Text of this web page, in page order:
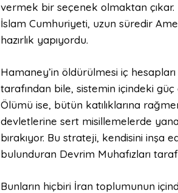
vermek bir seçenek olmaktan
İslam Cumhuriyeti, uzun süredir
hazırlık yapıyordu.
Hamaney’in öldürülmesi iç
tarafından bile, sistemin içindeki
Ölümü ise, bütün katılıklarına
devletlerine sert misillemelerde
bırakıyor. Bu strateji, kendisini inşa
bulunduran Devrim Muhafızları
Bunların hiçbiri İran toplumunun